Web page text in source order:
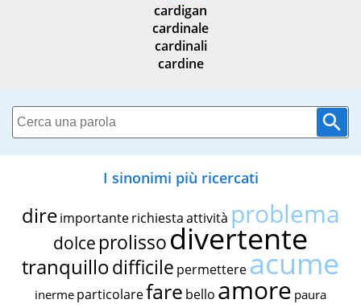
cardigan
cardinale
cardinali
cardine
I sinonimi più ricercati
dire importante richiestaattività problema
dolce prolissodivertente
tranquillodifficile permettereacume
inerme particolarefare bello amore paura